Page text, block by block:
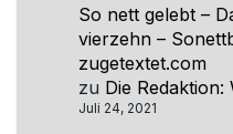
So nett gelebt –
vierzehn –
zugetextet.com
zu Die Redaktion:
Juli 24, 2021